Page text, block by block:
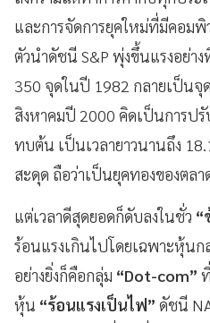
และการจัดการยุคใหม่ที่มีคอม
ตัวนำดัชนี S&P พุ่งขึ้นแรงอย่า
350 จุดในปี 1982 กลายเป็นจุ
สิงหาคมปี 2000 คิดเป็นการป
ทบต้น เป็นเวลายาวนานถึง
สะดุด ถือว่าเป็นยุคทองของตล
แต่เวลาดีสุดยอดก็ดับลงในชั่ว “
ร้อนแรงเกินไปโดยเฉพาะหุ้นก
อย่างยิ่งก็คือกลุ่ม “Dot-com” ที่
หุ้น “ร้อนแรงเป็นไฟ” ดัชนี